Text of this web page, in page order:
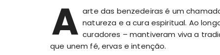
A arte das benzedeiras é um
natureza e a cura espiritual. Ao
curadores – mantiveram viva a
que unem fé, ervas e intenção.